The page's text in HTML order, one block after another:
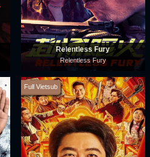
Relentless Fury
Relentless Fury
Full Vietsub